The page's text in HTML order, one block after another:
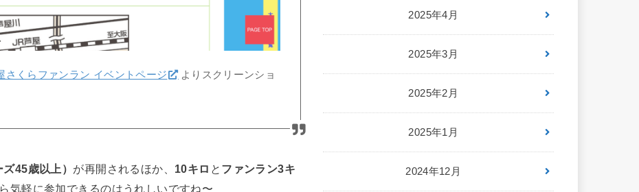
さくらファンラン イベントページ
よりスクリーンショ
45歳以上） が再開されるほか、 10キロ と ファンラン3キ
気軽に参加できるのはうれしいですね〜
2025年4月
2025年3月
2025年2月
2025年1月
2024年12月